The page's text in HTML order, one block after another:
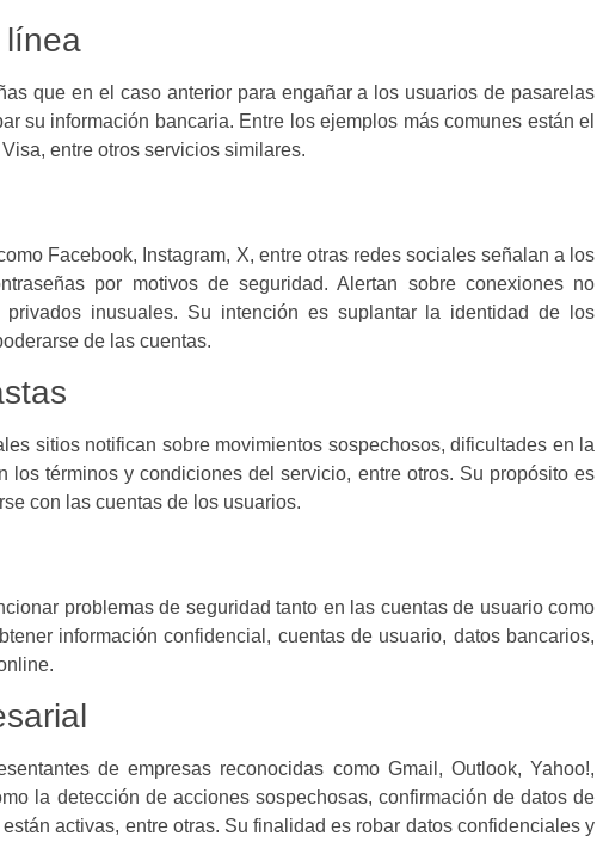
línea
que en el caso anterior para engañar a los usuarios de pasarelas
su información bancaria. Entre los ejemplos más comunes están el
entre otros servicios similares.
Facebook, Instagram, X, entre otras redes sociales señalan a los
por motivos de seguridad. Alertan sobre conexiones no
inusuales. Su intención es suplantar la identidad de los
de las cuentas.
sitios notifican sobre movimientos sospechosos, dificultades en la
los términos y condiciones del servicio, entre otros. Su propósito es
con las cuentas de los usuarios.
problemas de seguridad tanto en las cuentas de usuario como
información confidencial, cuentas de usuario, datos bancarios,
de empresas reconocidas como Gmail, Outlook, Yahoo!,
la detección de acciones sospechosas, confirmación de datos de
activas, entre otras. Su finalidad es robar datos confidenciales y